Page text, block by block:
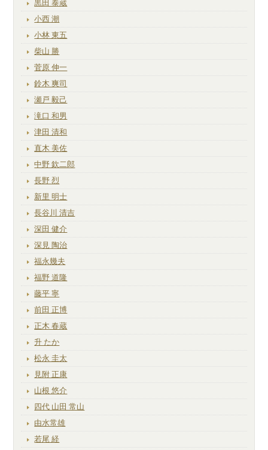
黒田 泰蔵
小西 潮
小林 東五
柴山 勝
菅原 伸一
鈴木 爽司
瀬戸 毅己
滝口 和男
津田 清和
直木 美佐
中野 欽二郎
長野 烈
新里 明士
長谷川 清吉
深田 健介
深見 陶治
福永幾夫
福野 道隆
藤平 寧
前田 正博
正木 春蔵
升 たか
松永 圭太
見附 正康
山根 悠介
四代 山田 常山
由水常雄
若尾 経